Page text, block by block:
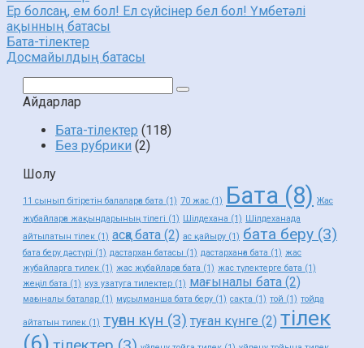
Ер болсаң, ем бол! Ел сүйсінер бел бол! Үмбетәлі
ақынның батасы
Бата-тілектер
Досмайылдың батасы
Айдарлар
Бата-тілектер (118)
Без рубрики (2)
Шолу
11 сынып бітіретін балаларға бата (1) 70 жас (1) Бата (8) Жас
жұбайларға жақындарының тілегі (1) Шілдехана (1) Шілдеханада
айтылатын тілек (1) асқа бата (2) ас қайыру (1) бата беру (3)
бата беру дәстүрі (1) дастархан батасы (1) дастарханға бата (1) жас
жубайларга тилек (1) жас жұбайларға бата (1) жас түлектерге бата (1)
жеңіл бата (1) куз узатуга тилектер (1) мағыналы бата (2)
мағыналы баталар (1) мұсылманша бата беру (1) сақта (1) той (1) тойда
айтатын тилек (1) туған күн (3) туған күнге (2) тілек
(6)